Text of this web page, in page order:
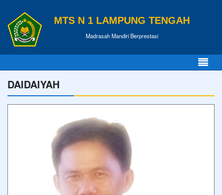
MTS N 1 LAMPUNG TENGAH
Madrasah Mandiri Berprestasi
DAIDAIYAH